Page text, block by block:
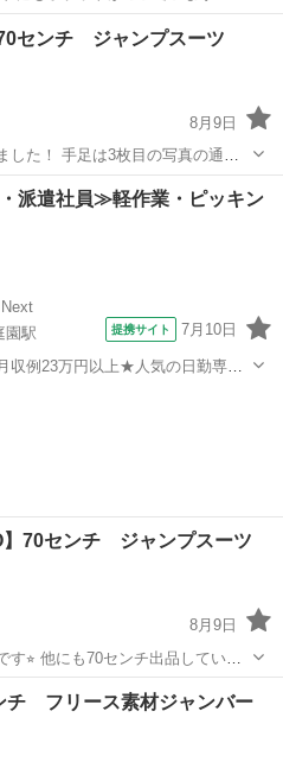
用カバン出品
ズ用品
70センチ ジャンプスーツ
8月9日
した！ 手足は3枚目の写真の通
返して、寒くないようにしまうこ
センチ出品しています！
ー用品 ジャンバー
派遣社員≫軽作業・ピッキン
園駅
提携サイト 7月10日
収例23万円以上★人気の日勤専属
】70センチ ジャンプスーツ
8月9日
ていま
ジャンバー
チ フリース素材ジャンバー